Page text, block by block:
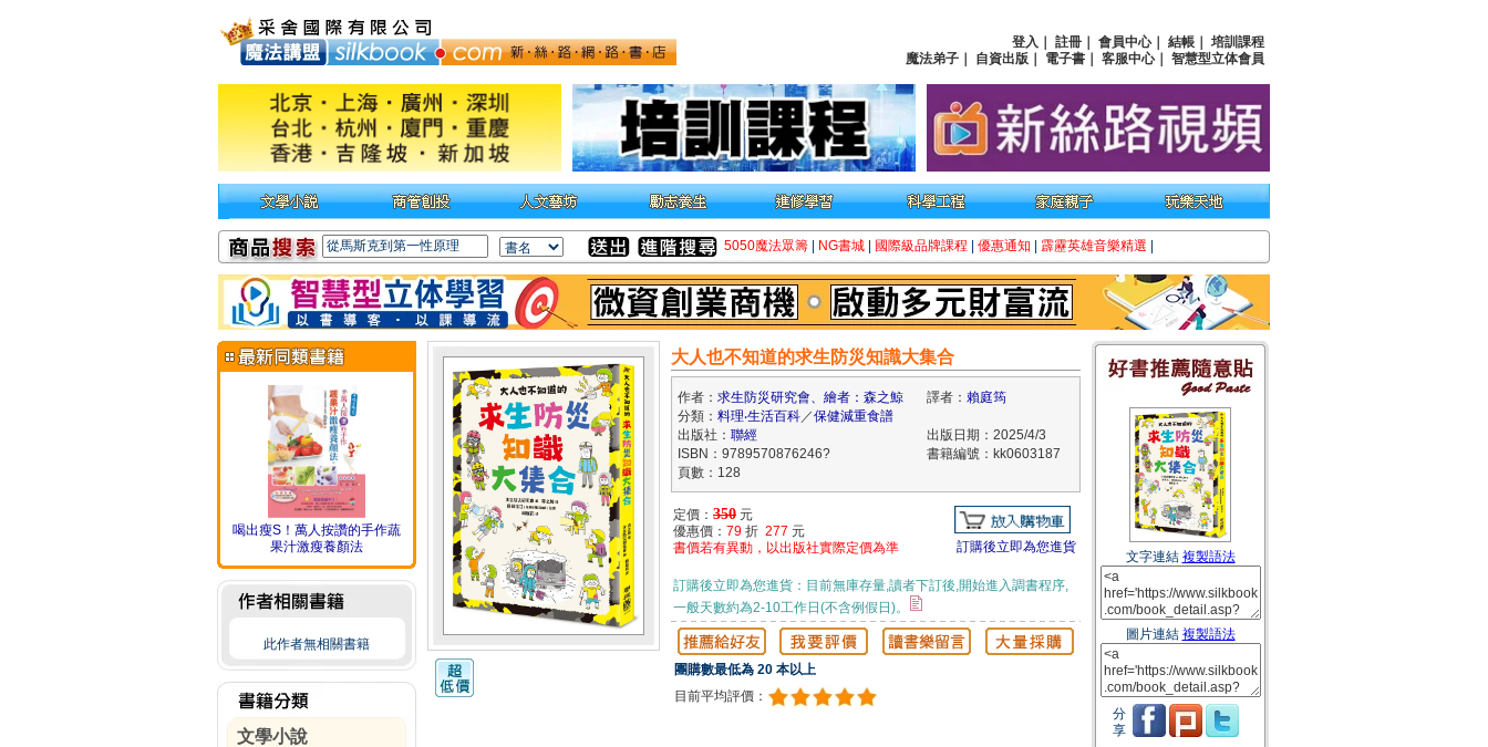
登入 註冊 會員中心｜ 結帳
培訓課程
魔法弟子
自資出版 電子書 客服中心｜ 智慧型立体會員
5050魔法眾籌 NG書城 國際級品牌課程 優惠通知 霹靂英雄音樂精選
喝出瘦S！萬人按讚的手作蔬
果汁激瘦養顏法
此作者無相關書籍
文學小說
大人也不知道的求生防災知識大集合
作者： 求生防災研究會、繪者：森之鯨 譯者： 賴庭筠
分類： 料理‧生活百科／保健減重食譜
出版社： 聯經
出版日期：2025/4/3
ISBN：9789570876246?
書籍編號：kk0603187
頁數：128
定價： 350 元
優惠價： 79 折 277 元
書價若有異動，以出版社實際定價為準
訂購後立即為您進貨
訂購後立即為您進貨：目前無庫存量,讀者下訂後,開始進入調書程序,
一般天數約為2-10工作日(不含例假日)。
團購數最低為 20 本以上
目前平均評價：
文字連結 複製語法
圖片連結 複製語法
分
享